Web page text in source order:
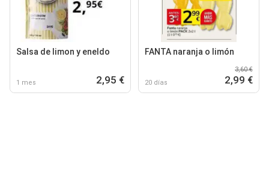
Salsa de limon y eneldo
1 mes 2,95 €
FANTA naranja o limón
20 días
3,60 €
2,99 €